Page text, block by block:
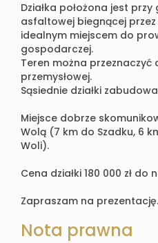
Działka położona jest
asfaltowej biegnącej
idealnym miejscem do
gospodarczej.
Teren można przeznaczyć
przemysłowej.
Sąsiednie działki
Miejsce dobrze
Wolą (7 km do Szadku, 6
Woli).
Cena działki 180 000 zł do
Zapraszam na prezentację.
Nota prawna